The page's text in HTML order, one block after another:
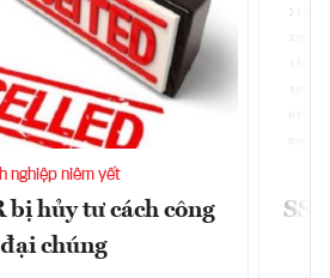
nghiệp niêm yết
bị hủy tư cách công
chúng
SSI